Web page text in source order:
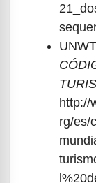
http://
rg/es/